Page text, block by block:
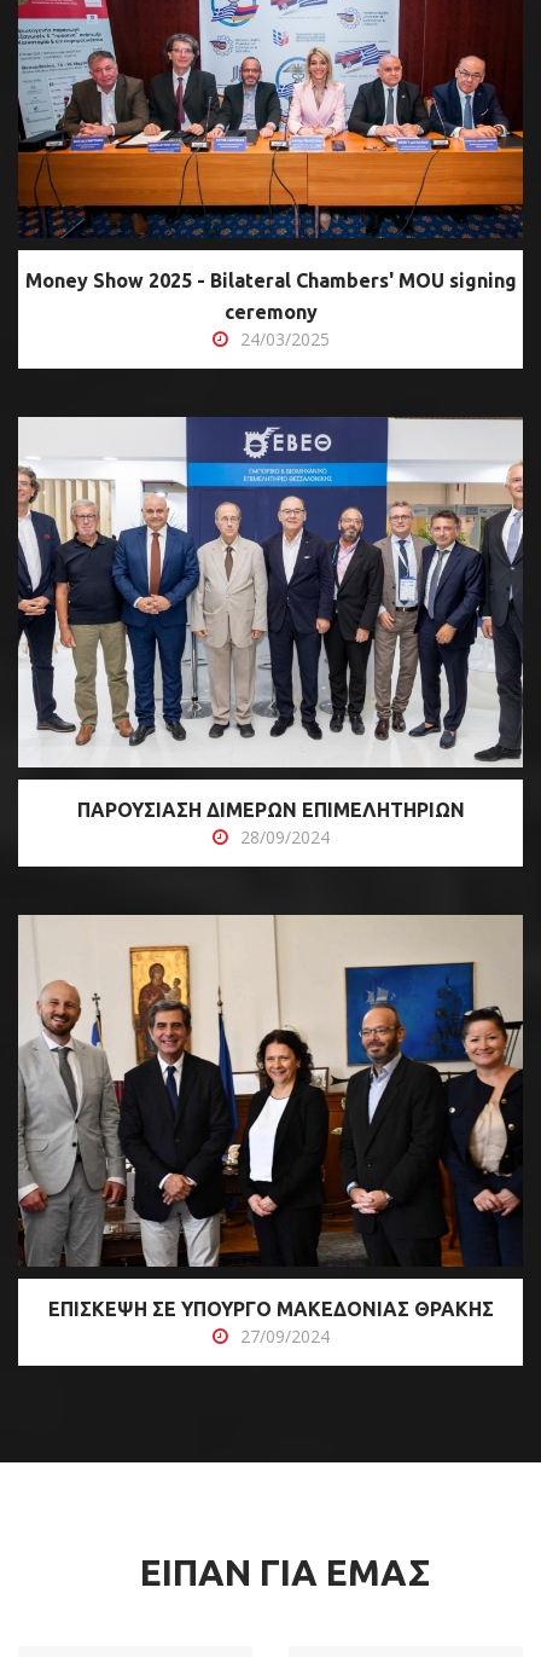
Money Show 2025 - Bilateral Chambers' MOU signing
ceremony
24/03/2025
ΠΑΡΟΥΣΙΑΣΗ ΔΙΜΕΡΩΝ ΕΠΙΜΕΛΗΤΗΡΙΩΝ
28/09/2024
ΕΠΙΣΚΕΨΗ ΣΕ ΥΠΟΥΡΓΟ ΜΑΚΕΔΟΝΙΑΣ ΘΡΑΚΗΣ
27/09/2024
ΕΙΠΑΝ ΓΙΑ ΕΜΑΣ